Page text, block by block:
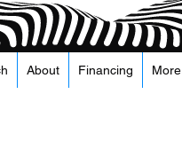
About Financing More